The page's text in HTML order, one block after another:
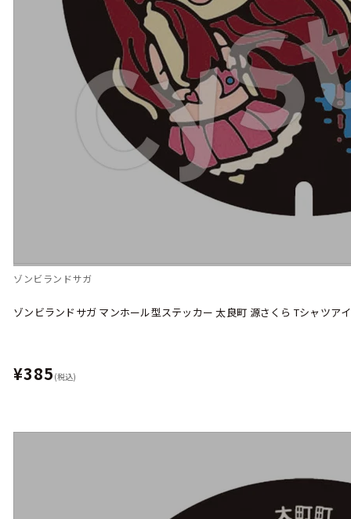
ゾンビランドサガ
ゾンビランドサガ マンホール型ステッカー 太良町 源さくら Tシャツア
¥385 (税込)